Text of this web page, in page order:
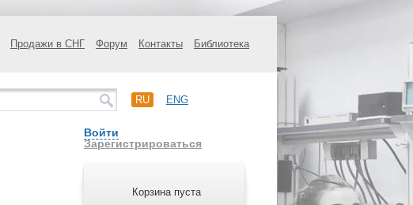
Продажи в СНГ Форум Контакты Библиотека
RU ENG
Войти
Зарегистрироваться
Корзина пуста